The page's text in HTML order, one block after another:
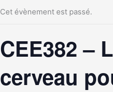
Cet évènement est passé.
CEE382 –
cerveau